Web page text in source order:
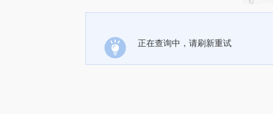
正在查询中，请刷新重试